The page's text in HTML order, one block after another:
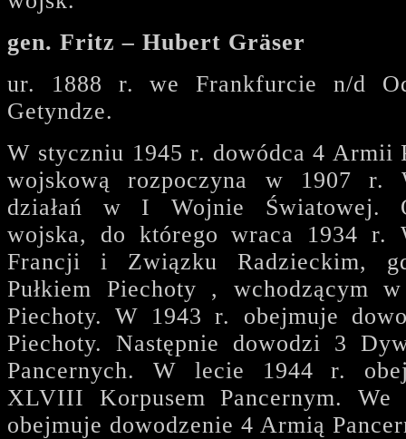
gen. Fritz– Hubert Gräser
ur. 1888 r. we Frankfurcie n/d
Getyndze.
W styczniu 1945 r. dowódca 4 Armii
wojskową rozpoczyna w 1907 r.
działań w I Wojnie Światowej.
wojska, do którego wraca 1934 r.
Francji i Związku Radzieckim,
Pułkiem Piechoty , wchodzącym
Piechoty. W 1943 r. obejmuje
Piechoty. Następnie dowodzi 3
Pancernych. W lecie 1944 r.
XLVIII Korpusem Pancernym.
obejmuje dowodzenie 4 Armią